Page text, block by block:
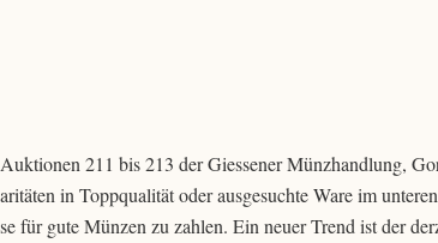
211 bis 213 der Giessener Münzhandlung,
in Toppqualität oder ausgesuchte Ware im
für gute Münzen zu zahlen. Ein neuer Trend ist der